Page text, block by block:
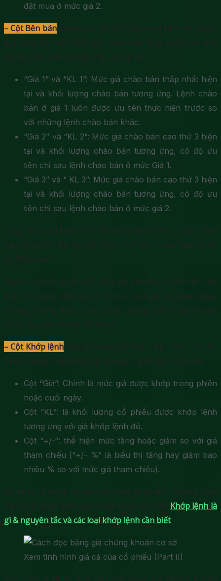
đặt mua ở mức giá 2.
– Cột Bên bán: tương tự, cột bên bán cũng hiển thị 3 mức
giá chào bán tốt nhất (giá chào bán thấp nhất) và khối
lượng chào bán tương ứng. Trong đó:
“Giá 1” và “KL 1”: Mức giá chào bán thấp nhất hiện
tại và khối lượng chào bán tương ứng. Lệnh chào
bán ở giá 1 luôn được ưu tiên thực hiện trước so
với những lệnh chào bán khác.
“Giá 2” và “KL 2”: Mức giá chào bán cao thứ 3 hiện
tại và khối lượng chào bán tương ứng, có độ ưu
tiên chỉ sau lệnh chào bán ở mức Giá 1.
“Giá 3” và “ KL 3”: Mức giá chào bán cao thứ 3 hiện
tại và khối lượng chào bán tương ứng, có độ ưu
tiên chỉ sau lệnh chào bán ở mức giá 2.
Lưu ý: Khi xuất hiện lệnh ATO hoặc lệnh ATC thì cách lệnh
này sẽ được hiển thị vào “Giá 1” và “KL 1” của “Bên mua”
và “Bên bán”.
Ngoài ra, không chỉ có 3 mức giá mua/bán được hiển thị
mà thị trường vẫn còn vô số mức mua giá mua/bán khác,
nhưng không được hiển thị lên bảng giá chứng khoán
bởi vì mức giá không tốt bằng.
– Cột Khớp lệnh: bao gồm các cột “Giá”, “KL”, “+/-“, “+/- %”
và nó mang ý nghĩa trong thời gian giao dịch như sau:
Cột “Giá”: Chính là mức giá được khớp trong phiên
hoặc cuối ngày.
Cột “KL”: là khối lượng cổ phiếu được khớp lệnh
tương ứng với giá khớp lệnh đó.
Cột “+/-“: thể hiện mức tăng hoặc giảm so với giá
tham chiếu (“+/- %” là biểu thị tăng hay giảm bao
nhiêu % so với mức giá tham chiếu).
Để hiểu rõ thêm về các loại lệnh cũng như những định
nghĩa về khớp lệnh, bạn tham khảo bài viết: Khớp lệnh là
gì & nguyên tắc và các loại khớp lệnh cần biết
Xem tình hình giá cả của cổ phiếu (Part II)